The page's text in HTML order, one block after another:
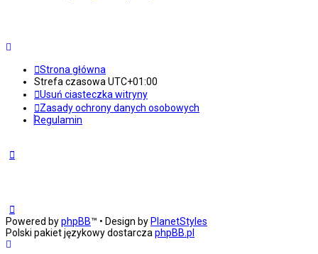
Strona główna
Strefa czasowa UTC+01:00
Usuń ciasteczka witryny
Zasady ochrony danych osobowych
Regulamin
Powered byphpBB™ • Design by PlanetStyles
Polski pakiet językowy dostarczaphpBB.pl